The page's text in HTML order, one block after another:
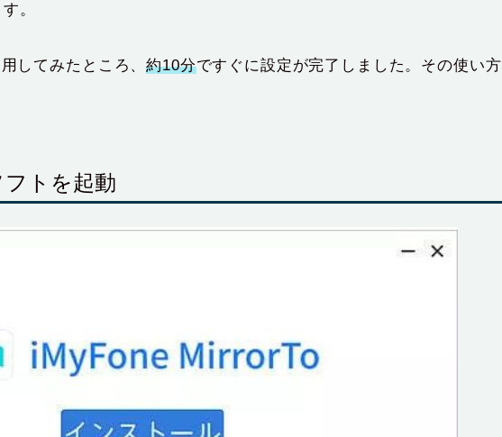
。
用してみたところ、約10分ですぐに設定が完了しました。その使い方
トを起動